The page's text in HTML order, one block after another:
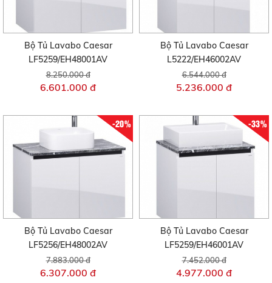
Bộ Tủ Lavabo Caesar
LF5259/EH48001AV
8.250.000 đ
6.601.000 đ
Bộ Tủ Lavabo Caesar
L5222/EH46002AV
6.544.000 đ
5.236.000 đ
-20%
Bộ Tủ Lavabo Caesar
LF5256/EH48002AV
7.883.000 đ
6.307.000 đ
-33%
Bộ Tủ Lavabo Caesar
LF5259/EH46001AV
7.452.000 đ
4.977.000 đ